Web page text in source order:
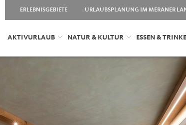
ERLEBNISGEBIETE URLAUBSPLANUNG IM MERANER
AKTIVURLAUB NATUR & KULTUR ESSEN &